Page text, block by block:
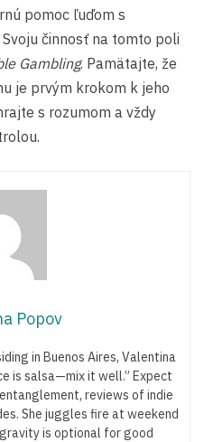
pomoc ľuďom s
činnosť na tomto poli
Gambling. Pamätajte, že
je prvým krokom k jeho
s rozumom a vždy
Popov
in Buenos Aires, Valentina
is salsa—mix it well.” Expect
reviews of indie
She juggles fire at weekend
is optional for good